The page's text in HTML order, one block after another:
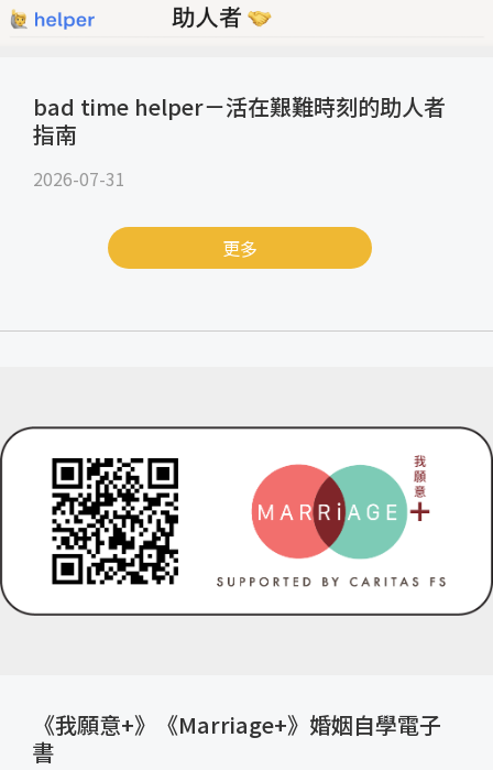
bad time helper－活在艱難時刻的助人者
指南
2026-07-31
更多
《我願意+》《Marriage+》婚姻自學電子
書